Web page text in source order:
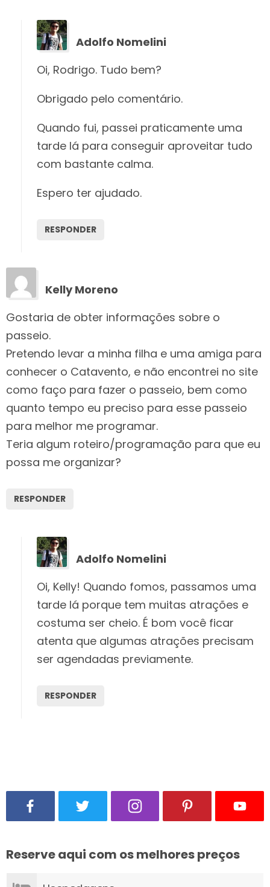
Adolfo Nomelini
Oi, Rodrigo. Tudo bem?
Obrigado pelo comentário.
Quando fui, passei praticamente uma
tarde lá para conseguir aproveitar tudo
com bastante calma.
Espero ter ajudado.
RESPONDER
Kelly Moreno
Gostaria de obter informações sobre o
passeio.
Pretendo levar a minha filha e uma amiga para
conhecer o Catavento, e não encontrei no site
como faço para fazer o passeio, bem como
quanto tempo eu preciso para esse passeio
para melhor me programar.
Teria algum roteiro/programação para que eu
possa me organizar?
RESPONDER
Adolfo Nomelini
Oi, Kelly! Quando fomos, passamos uma
tarde lá porque tem muitas atrações e
costuma ser cheio. É bom você ficar
atenta que algumas atrações precisam
ser agendadas previamente.
RESPONDER
Reserve aqui com os melhores preços